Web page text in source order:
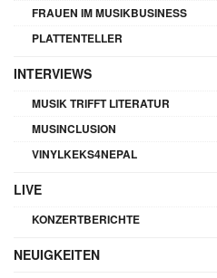
FRAUEN IM MUSIKBUSINESS
PLATTENTELLER
INTERVIEWS
MUSIK TRIFFT LITERATUR
MUSINCLUSION
VINYLKEKS4NEPAL
LIVE
KONZERTBERICHTE
NEUIGKEITEN